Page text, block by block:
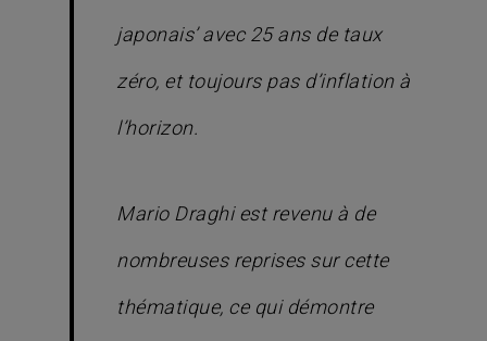
japonais’ avec 25 ans de taux
zéro, et toujours pas d’inflation à
l’horizon.
Mario Draghi est revenu à de
nombreuses reprises sur cette
thématique, ce qui démontre